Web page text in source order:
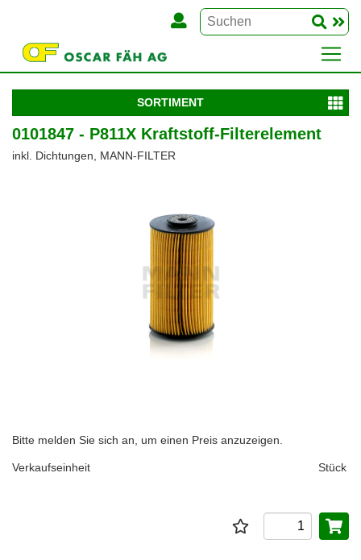
SORTIMENT
0101847 - P811X Kraftstoff-Filterelement
inkl. Dichtungen, MANN-FILTER
Bitte melden Sie sich an, um einen Preis anzuzeigen.
Verkaufseinheit Stück